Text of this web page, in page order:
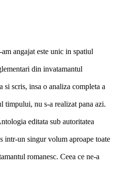
angajat este unic in spatiul
din invatamantul
scris, insa o analiza completa a
timpului, nu s-a realizat pana azi.
editata sub autoritatea
intr-un singur volum aproape toate
romanesc. Ceea ce ne-a